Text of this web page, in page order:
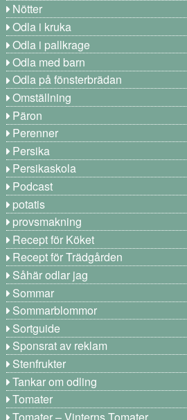
Nötter
Odla i kruka
Odla i pallkrage
Odla med barn
Odla på fönsterbrädan
Omställning
Päron
Perenner
Persika
Persikaskola
Podcast
potatis
provsmakning
Recept för Köket
Recept för Trädgården
Såhär odlar jag
Sommar
Sommarblommor
Sortguide
Sponsrat av reklam
Stenfrukter
Tankar om odling
Tomater